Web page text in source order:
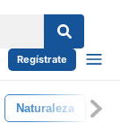
Regístrate
Naturaleza